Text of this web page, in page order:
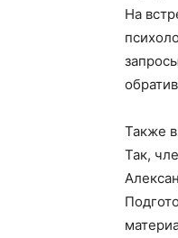
На
Также
Так,